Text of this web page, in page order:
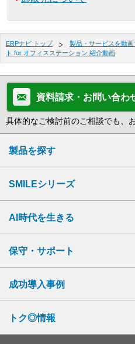
ERPナビ トップ 製品・サービスを動
ト for オフィスステーション 紹介動画
資料請求・お問い合わ
具体的なご検討前のご相談でも、
製品を探す
SMILEシリーズ
AI時代を生きる
保守・サポート
成功導入事例
トク◎情報